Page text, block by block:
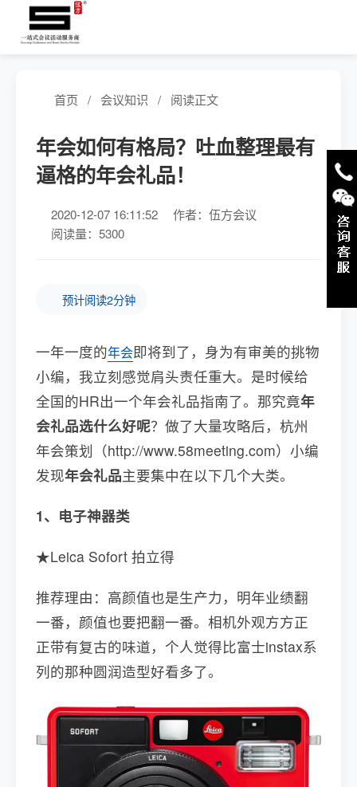
首页 / 会议知识 / 阅读正文
年会如何有格局？吐血整理最有
逼格的年会礼品！
2020-12-07 16:11:52
作者：伍方会议
阅读量：5300
预计阅读2分钟
一年一度的年会即将到了，身为有审美的挑物
小编，我立刻感觉肩头责任重大。是时候给
全国的HR出一个年会礼品指南了。那究竟年
会礼品选什么好呢？做了大量攻略后，杭州
年会策划（http://www.58meeting.com）小编
发现年会礼品主要集中在以下几个大类。
1、电子神器类
★Leica Sofort 拍立得
推荐理由：高颜值也是生产力，明年业绩翻
一番，颜值也要把翻一番。相机外观方方正
正带有复古的味道，个人觉得比富士instax系
列的那种圆润造型好看多了。